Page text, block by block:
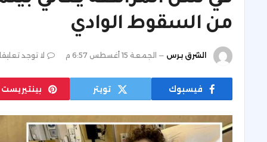
من السقوط الوادي
الشرق برس الجمعة 15 أغسطس 6:57 م لا توجد
فيسبوك تويتر بينتيريست